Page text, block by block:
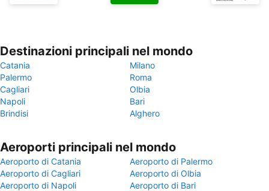
Destinazioni principali nel mondo
Catania
Milano
Palermo
Roma
Cagliari
Olbia
Napoli
Bari
Brindisi
Alghero
Aeroporti principali nel mondo
Aeroporto di Catania
Aeroporto di Palermo
Aeroporto di Cagliari
Aeroporto di Olbia
Aeroporto di Napoli
Aeroporto di Bari